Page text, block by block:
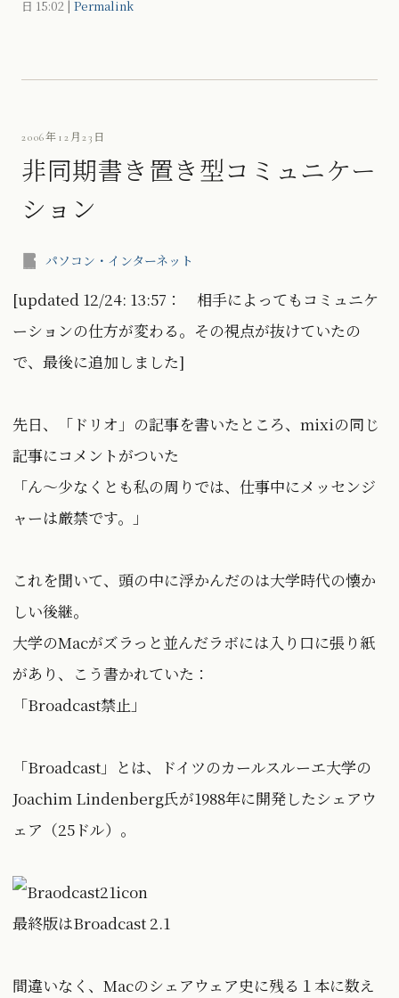
日 15:02 | Permalink
2006年12月23日
非同期書き置き型コミュニケー
ション
パソコン・インターネット
[updated 12/24: 13:57： 相手によってもコミュニケ
ーションの仕方が変わる。その視点が抜けていたの
で、最後に追加しました]
先日、「ドリオ」の記事を書いたところ、mixiの同じ
記事にコメントがついた
「ん〜少なくとも私の周りでは、仕事中にメッセンジ
ャーは厳禁です。」
これを聞いて、頭の中に浮かんだのは大学時代の懐か
しい後継。
大学のMacがズラっと並んだラボには入り口に張り紙
があり、こう書かれていた：
「Broadcast禁止」
「Broadcast」とは、ドイツのカールスルーエ大学の
Joachim Lindenberg氏が1988年に開発したシェアウ
ェア（25ドル）。
最終版はBroadcast 2.1
間違いなく、Macのシェアウェア史に残る１本に数え